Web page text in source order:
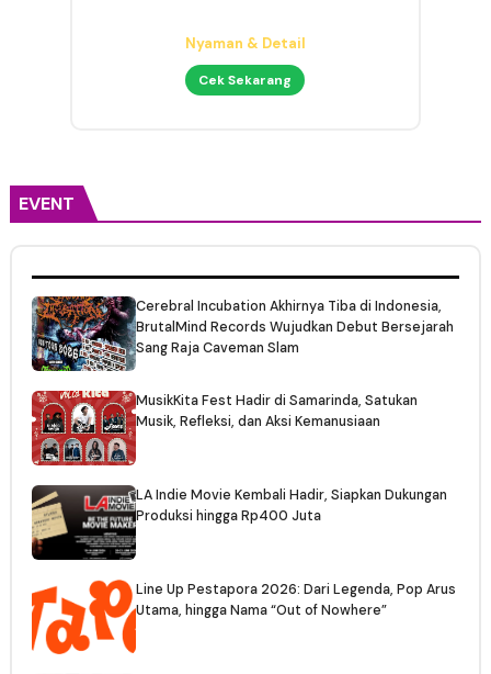
Nyaman & Detail
Cek Sekarang
EVENT
Cerebral Incubation Akhirnya Tiba di Indonesia,
BrutalMind Records Wujudkan Debut Bersejarah
Sang Raja Caveman Slam
MusikKita Fest Hadir di Samarinda, Satukan
Musik, Refleksi, dan Aksi Kemanusiaan
LA Indie Movie Kembali Hadir, Siapkan Dukungan
Produksi hingga Rp400 Juta
Line Up Pestapora 2026: Dari Legenda, Pop Arus
Utama, hingga Nama “Out of Nowhere”